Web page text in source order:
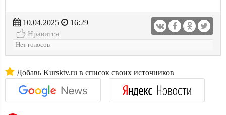
10.04.2025
16:29
Нравится
Нет голосов
Добавь Kursktv.ru в список своих источников